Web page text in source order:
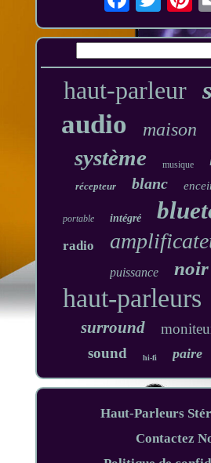
haut-parleur
audio maison
système musique
récepteur blanc
portable intégré
radio
puissance noir
haut-parleurs
surround
sound hi-fi paire
Haut-Parleurs
Contactez